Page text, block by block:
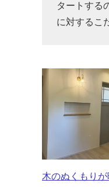
タートする
に対するこ
木のぬくもりが